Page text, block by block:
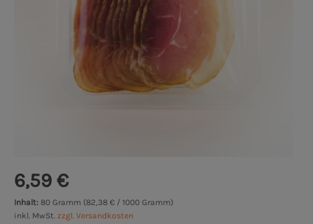
6,59 €
Inhalt: 80 Gramm (82,38 € / 1000 Gramm)
inkl. MwSt. zzgl. Versandkosten